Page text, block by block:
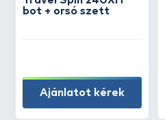
bot + orsó szett
Ajánlatot kérek